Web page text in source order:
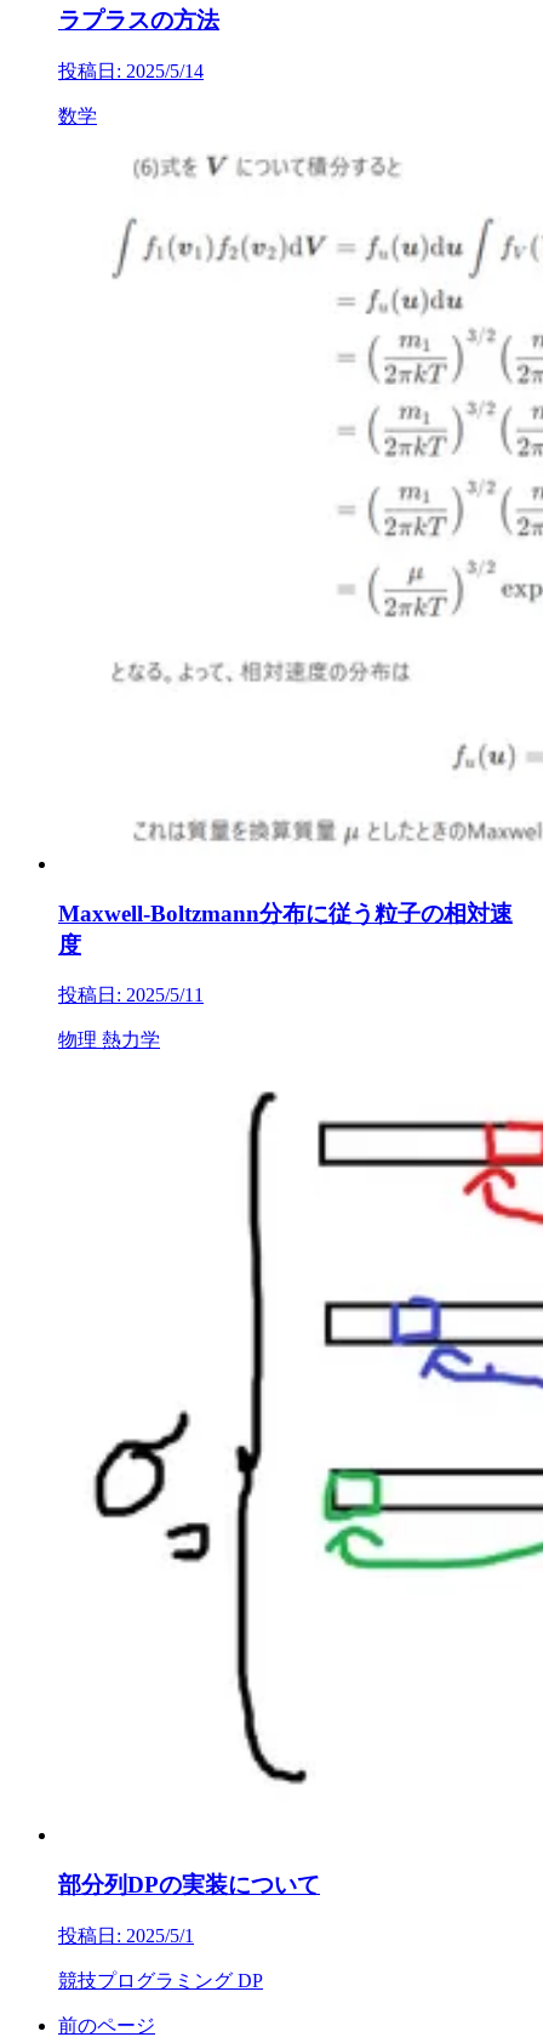
ラプラスの方法
投稿日: 2025/5/14
数学
Maxwell-Boltzmann分布に従う粒子の相対速
度
投稿日: 2025/5/11
物理 熱力学
部分列DPの実装について
投稿日: 2025/5/1
競技プログラミング DP
前のページ